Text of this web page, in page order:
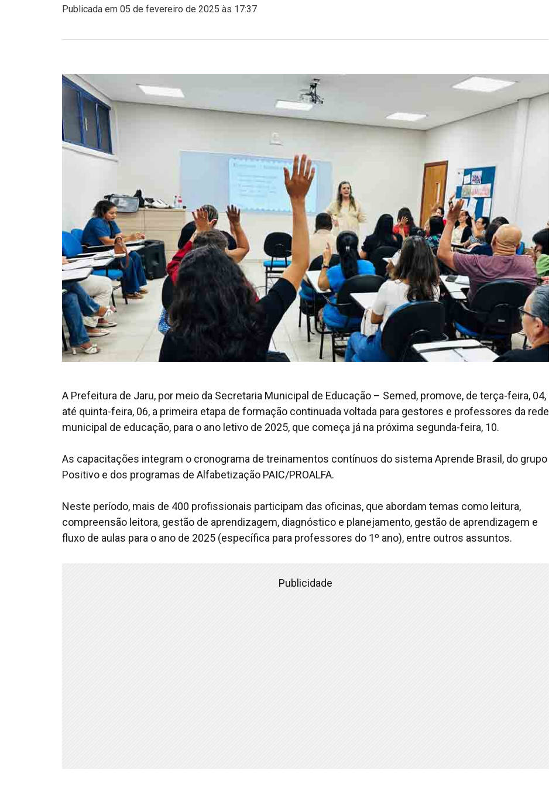
Publicada em 05 de fevereiro de 2025 às 17:37
A Prefeitura de Jaru, por meio da Secretaria Municipal de Educação – Semed, promove, de terça-feira, 04,
até quinta-feira, 06, a primeira etapa de formação continuada voltada para gestores e professores da rede
municipal de educação, para o ano letivo de 2025, que começa já na próxima segunda-feira, 10.
As capacitações integram o cronograma de treinamentos contínuos do sistema Aprende Brasil, do grupo
Positivo e dos programas de Alfabetização PAIC/PROALFA.
Neste período, mais de 400 profissionais participam das oficinas, que abordam temas como leitura,
compreensão leitora, gestão de aprendizagem, diagnóstico e planejamento, gestão de aprendizagem e
fluxo de aulas para o ano de 2025 (específica para professores do 1º ano), entre outros assuntos.
Publicidade